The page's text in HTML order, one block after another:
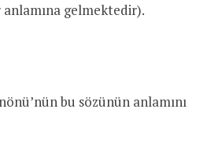
anlamına gelmektedir).
bu sözünün anlamını